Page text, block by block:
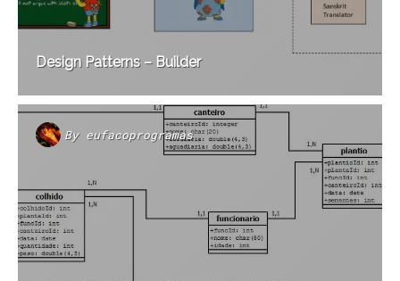
Design Patterns – Builder
By eufacoprogramas